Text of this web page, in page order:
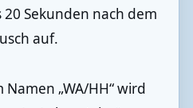
Sekunden nach dem
auf.
„WA/HH“ wird